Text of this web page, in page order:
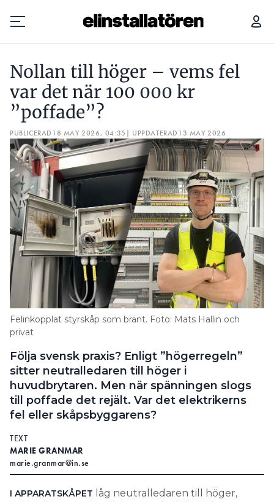
Prenumerera
Hantera prenumeration
Lediga jobb
Annonsera
Läs E-tidningen
Om tidningen
Kontakt
Personuppgifter
Search for:
Nollan till höger – vems fel
var det när 100 000 kr
”poffade”?
PUBLICERAD 18 MAY 2026, 04:35 | UPPDATERAD 13 MAY 2026
Felinkopplat styrskåp som bränt. Foto: Mats Hallin och
privat
Följa svensk praxis? Enligt ”högerregeln”
sitter neutralledaren till höger i
huvudbrytaren. Men när spänningen slogs
till poffade det rejält. Var det elektrikerns
fel eller skåpsbyggarens?
TEXT
MARIE GRANMAR
marie.granmar@in.se
I APPARATSKÅPET låg neutralledaren till höger,